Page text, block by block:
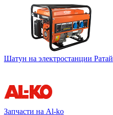
Шатун на электростанции Ратай
Запчасти на Al-ko